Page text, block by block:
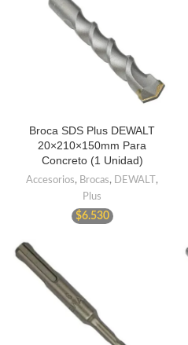
Broca SDS Plus DEWALT
20×210×150mm Para
Concreto (1 Unidad)
Accesorios, Brocas, DEWALT ,
Plus
$6.530